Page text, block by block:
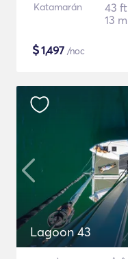
Katamarán
43 ft
13 m
$1,497 /noc
Lagoon 43